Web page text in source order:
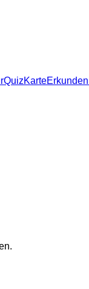
QuizKarteErkunden